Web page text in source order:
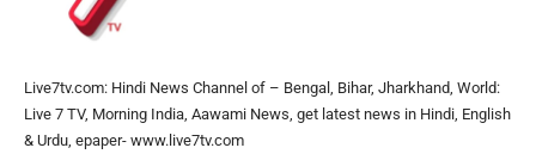
Live7tv.com: Hindi News Channel of – Bengal, Bihar, Jharkhand, World:
Live 7 TV, Morning India, Aawami News, get latest news in Hindi, English
& Urdu, epaper- www.live7tv.com